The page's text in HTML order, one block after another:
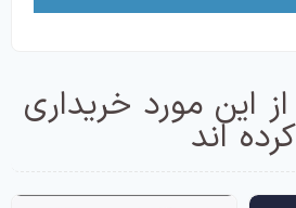
این مورد خریداری
کرده اند